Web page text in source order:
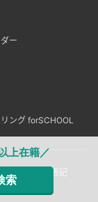
上在籍／
索
ー
ング forSCHOOL
法に基づく表記